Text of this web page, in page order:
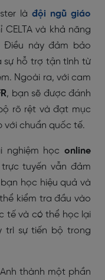
là đội ngũ giáo
CELTA và khả năng
Điều này đảm bảo
sự hỗ trợ tận tình từ
Ngoài ra, với cam
, bạn sẽ được đánh
rõ rệt và đạt mục
với chuẩn quốc tế.
nghiệm học online
tuyến vẫn đảm
học hiệu quả và
kiểm tra đầu vào
tế và có thể học lại
trì sự tiến bộ trong
thành một phần